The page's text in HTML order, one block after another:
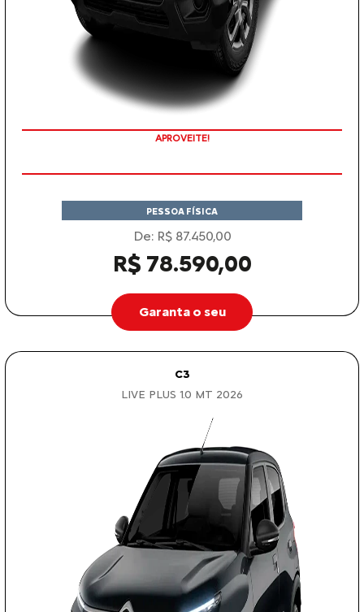
APROVEITE!
PESSOA FÍSICA
De: R$ 87.450,00
R$ 78.590,00
Garanta o seu
C3
LIVE PLUS 1.0 MT 2026